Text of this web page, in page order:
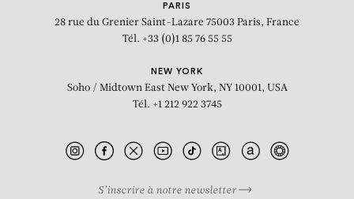
Let yourself be a mirror
PARIS
28 rue du Grenier Saint-Lazare 75003 Paris, France
Tél. +33 (0)1 85 76 55 55
NEW YORK
Soho / Midtown East New York, NY 10001, USA
Tél. +1 212 922 3745
S’inscrire à notre newsletter